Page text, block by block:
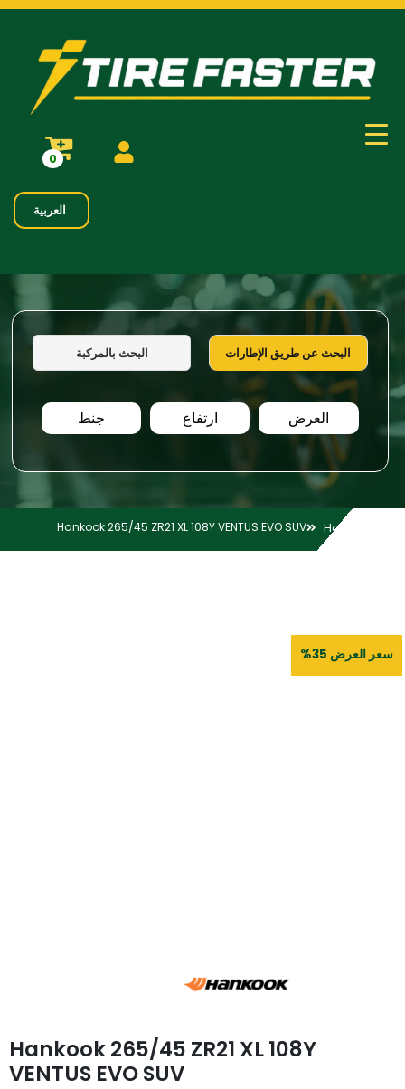
0
العربية
البحث عن طريق الإطارات البحث بالمركبة
العرض ارتفاع جنط
Home
Hankook 265/45 ZR21 XL 108Y VENTUS EVO SUV
سعر العرض 35%
Hankook 265/45 ZR21 XL 108Y
VENTUS EVO SUV